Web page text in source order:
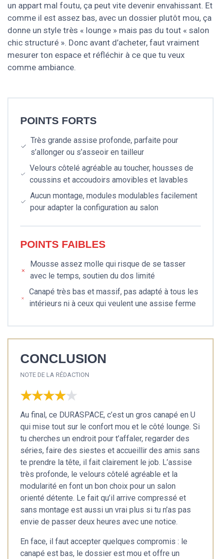
un appart mal foutu, ça peut vite devenir envahissant. Et
comme il est assez bas, avec un dossier plutôt mou, ça
donne un style très « lounge » mais pas du tout « salon
chic structuré ». Donc avant d’acheter, faut vraiment
mesurer ton espace et réfléchir à ce que tu veux
comme ambiance.
POINTS FORTS
Très grande assise profonde, parfaite pour
s’allonger ou s’asseoir en tailleur
Velours côtelé agréable au toucher, housses de
coussins et accoudoirs amovibles et lavables
Aucun montage, modules modulables facilement
pour adapter la configuration au salon
POINTS FAIBLES
Mousse assez molle qui risque de se tasser
avec le temps, soutien du dos limité
Canapé très bas et massif, pas adapté à tous les
intérieurs ni à ceux qui veulent une assise ferme
CONCLUSION
NOTE DE LA RÉDACTION
★★★★★
★★★★★
Au final, ce DURASPACE, c’est un gros canapé en U
qui mise tout sur le confort mou et le côté lounge. Si
tu cherches un endroit pour t’affaler, regarder des
séries, faire des siestes et accueillir des amis sans
te prendre la tête, il fait clairement le job. L’assise
très profonde, le velours côtelé agréable et la
modularité en font un bon choix pour un salon
orienté détente. Le fait qu’il arrive compressé et
sans montage est aussi un vrai plus si tu n’as pas
envie de passer deux heures avec une notice.
En face, il faut accepter quelques compromis : le
canapé est bas, le dossier est mou et offre un